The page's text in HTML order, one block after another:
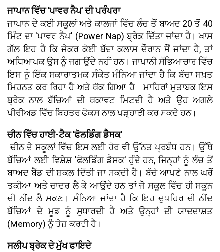
ਜਾਪਾਨ ਵਿੱਚ 'ਪਾਵਰ ਨੈਪ' ਦੀ ਪਰੰਪਰਾ
ਜਾਪਾਨ ਦੇ ਕਈ ਸਕੂਲਾਂ ਅਤੇ ਕਾਲਜਾਂ ਵਿੱਚ ਲੰਚ ਤੋਂ ਬਾਅਦ 20 ਤੋਂ 40
ਮਿੰਟ ਦਾ 'ਪਾਵਰ ਨੈਪ' (Power Nap) ਬ੍ਰੇਕ ਦਿੱਤਾ ਜਾਂਦਾ ਹੈ। ਖਾਸ
ਗੱਲ ਇਹ ਹੈ ਕਿ ਜੇਕਰ ਕੋਈ ਬੱਚਾ ਕਲਾਸ ਦੌਰਾਨ ਸੌਂ ਜਾਂਦਾ ਹੈ, ਤਾਂ
ਅਧਿਆਪਕ ਉਸ ਨੂੰ ਜਗਾਉਂਦੇ ਨਹੀਂ ਹਨ। ਜਾਪਾਨੀ ਸੱਭਿਆਚਾਰ ਵਿੱਚ
ਇਸ ਨੂੰ ਇੱਕ ਸਕਾਰਾਤਮਕ ਸੰਕੇਤ ਮੰਨਿਆ ਜਾਂਦਾ ਹੈ ਕਿ ਬੱਚਾ ਸਖ਼ਤ
ਮਿਹਨਤ ਕਰ ਰਿਹਾ ਹੈ ਅਤੇ ਥੱਕ ਗਿਆ ਹੈ। ਮਾਹਿਰਾਂ ਮੁਤਾਬਕ ਇਸ
ਬ੍ਰੇਕ ਨਾਲ ਬੱਚਿਆਂ ਦੀ ਥਕਾਵਟ ਮਿਟਦੀ ਹੈ ਅਤੇ ਉਹ ਅਗਲੇ
ਪੀਰੀਅਡ ਵਿੱਚ ਬਿਹਤਰ ਫੋਕਸ ਨਾਲ ਪੜ੍ਹਾਈ ਕਰ ਸਕਦੇ ਹਨ।
ਚੀਨ ਵਿੱਚ ਹਾਈ-ਟੈਕ 'ਫੋਲਡਿੰਗ ਡੈਸਕ'
ਚੀਨ ਦੇ ਸਕੂਲਾਂ ਵਿੱਚ ਇਸ ਲਈ ਹੋਰ ਵੀ ਉੱਨਤ ਪ੍ਰਬੰਧ ਹਨ। ਉੱਥੇ
ਬੱਚਿਆਂ ਲਈ ਵਿਸ਼ੇਸ਼ 'ਫੋਲਡਿੰਗ ਡੈਸਕ' ਹੁੰਦੇ ਹਨ, ਜਿਨ੍ਹਾਂ ਨੂੰ ਲੰਚ ਤੋਂ
ਬਾਅਦ ਬੈੱਡ ਦੀ ਸ਼ਕਲ ਦਿੱਤੀ ਜਾ ਸਕਦੀ ਹੈ। ਬੱਚੇ ਆਪਣੇ ਨਾਲ ਘਰੋਂ
ਤਕੀਆ ਅਤੇ ਚਾਦਰ ਲੈ ਕੇ ਆਉਂਦੇ ਹਨ ਤਾਂ ਜੋ ਸਕੂਲ ਵਿੱਚ ਹੀ ਸਕੂਨ
ਦੀ ਨੀਂਦ ਲੈ ਸਕਣ। ਮੰਨਿਆ ਜਾਂਦਾ ਹੈ ਕਿ ਇਹ ਦੁਪਹਿਰ ਦੀ ਨੀਂਦ
ਬੱਚਿਆਂ ਦੇ ਮੂਡ ਨੂੰ ਸੁਧਾਰਦੀ ਹੈ ਅਤੇ ਉਨ੍ਹਾਂ ਦੀ ਯਾਦਦਾਸ਼ਤ
(Memory) ਨੂੰ ਤੇਜ਼ ਕਰਦੀ ਹੈ।
ਸਲੀਪ ਬ੍ਰੇਕ ਦੇ ਮੁੱਖ ਫਾਇਦੇ